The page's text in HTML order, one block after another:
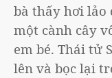
bà thấy hơi lảo
một cành cây
em bé. Thái tử
lên và bọc lại